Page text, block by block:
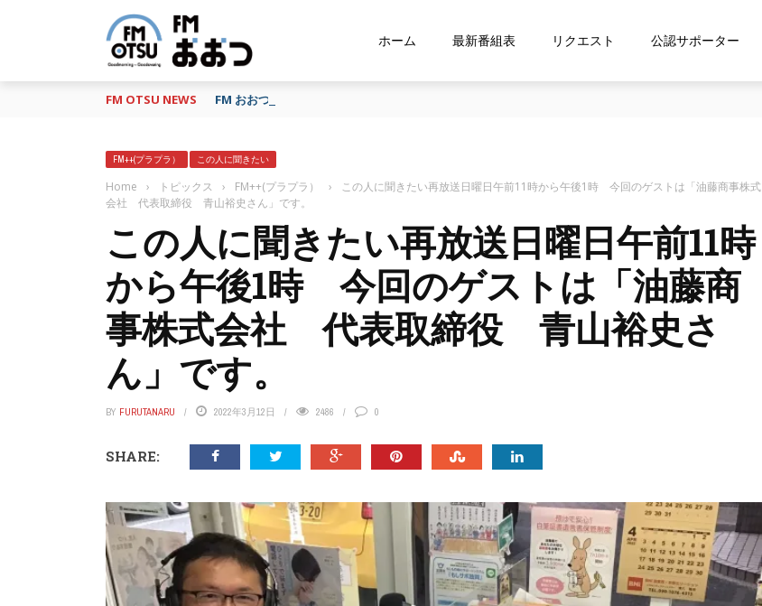
ホーム 最新番組表 リクエスト 公認サポーター
FM OTSU NEWS FM おおつ、聴き逃し番組配信サービス「shelfs」を導⼊
FM++(プラプラ） この人に聞きたい
Home › トピックス › FM++(プラプラ） ›
この人に聞きたい再放送日曜日午前11時から午後1時 今回のゲストは「油藤商事株式
会社 代表取締役 青山裕史さん」です。
この人に聞きたい再放送日曜日午前11時
から午後1時 今回のゲストは「油藤商
事株式会社 代表取締役 青山裕史さ
ん」です。
BY FURUTANARU 2022年3月12日 2486 0
SHARE: